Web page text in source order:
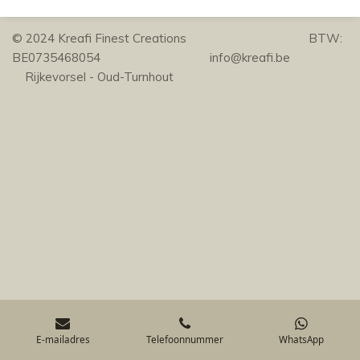
© 2024 Kreafi Finest Creations BTW:
BE0735468054 info@kreafi.be
Rijkevorsel - Oud-Turnhout
E-mailadres Telefoonnummer WhatsApp